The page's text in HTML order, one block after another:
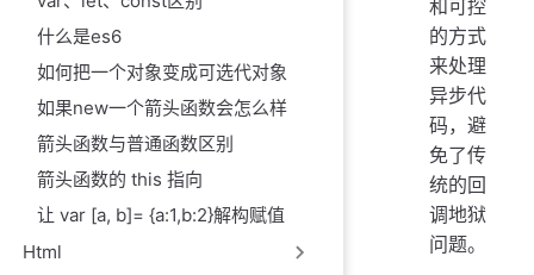
什么是es6
如何把一个对象变成可选代对象
如果new一个箭头函数会怎么样
箭头函数与普通函数区别
箭头函数的 this 指向
让 var [a, b]= {a:1,b:2}解构赋值
Html
和可控
的方式
来处理
异步代
码，避
免了传
统的回
调地狱
问题。